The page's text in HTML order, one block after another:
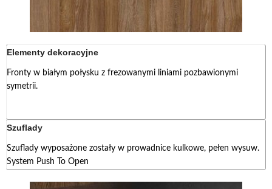
Elementy dekoracyjne
Fronty w białym połysku z frezowanymi liniami pozbawionymi
symetrii.
Szuflady
Szuflady wyposażone zostały w prowadnice kulkowe, pełen wysuw.
System Push To Open